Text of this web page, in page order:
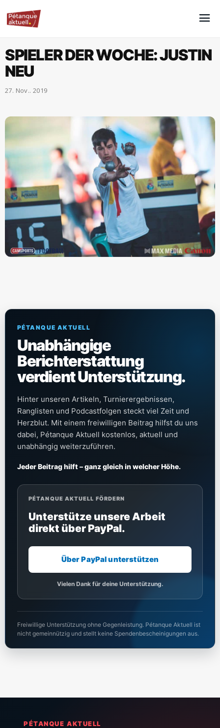
SPIELER DER WOCHE: JUSTIN
NEU
27. Nov.. 2019
PÉTANQUE AKTUELL
Unabhängige
Berichterstattung
verdient Unterstützung.
Hinter unseren Artikeln, Turnierergebnissen,
Ranglisten und Podcastfolgen steckt viel Zeit und
Herzblut. Mit einem freiwilligen Beitrag hilfst du uns
dabei, Pétanque Aktuell kostenlos, aktuell und
unabhängig weiterzuführen.
Jeder Beitrag hilft – ganz gleich in welcher Höhe.
PÉTANQUE AKTUELL FÖRDERN
Unterstütze unsere Arbeit
direkt über PayPal.
Über PayPal unterstützen
Vielen Dank für deine Unterstützung.
Freiwillige Unterstützung ohne Gegenleistung. Pétanque Aktuell ist
nicht gemeinnützig und stellt keine Spendenbescheinigungen aus.
PÉTANQUE AKTUELL